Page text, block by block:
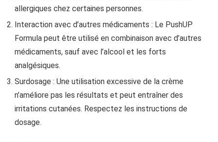
allergiques chez certaines personnes.
Interaction avec d’autres médicaments : Le PushUP
Formula peut être utilisé en combinaison avec d’autres
médicaments, sauf avec l’alcool et les forts
analgésiques.
Surdosage : Une utilisation excessive de la crème
n’améliore pas les résultats et peut entraîner des
irritations cutanées. Respectez les instructions de
dosage.